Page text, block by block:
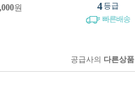
원 4등급
빠른배송
공급사의 다른상품